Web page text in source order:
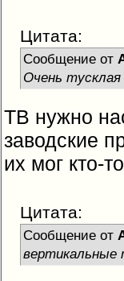
Цитата:
Сообщение от
Очень
ТВ нужно
заводские
их мог кто-
Цитата:
Сообщение от
вертикальные